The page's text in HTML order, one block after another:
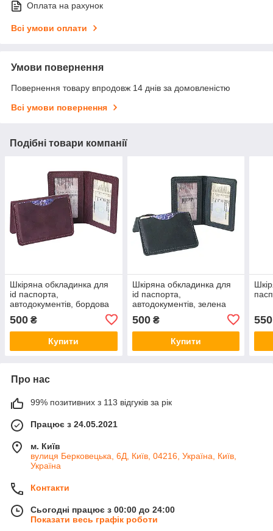
Оплата на рахунок
Всі умови оплати
Умови повернення
Повернення товару впродовж 14 днів за домовленістю
Всі умови повернення
Подібні товари компанії
Шкіряна обкладинка для
id паспорта,
автодокументів, бордова
500 ₴
Купити
Шкіряна обкладинка для
id паспорта,
автодокументів, зелена
500₴
Купити
550
Про нас
99% позитивних з 113 відгуків за рік
Працює з 24.05.2021
м. Київ
вулиця Берковецька, 6Д, Київ, 04216, Україна, Київ,
Україна
Контакти
Сьогодні працює з 00:00 до 24:00
Показати весь графік роботи